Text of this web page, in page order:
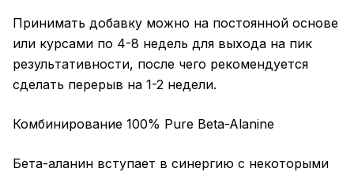
Принимать добавку можно на постоянной основе
или курсами по 4-8 недель для выхода на пик
результативности, после чего рекомендуется
сделать перерыв на 1-2 недели.
Комбинирование 100% Pure Beta-Alanine
Бета-аланин вступает в синергию с некоторыми